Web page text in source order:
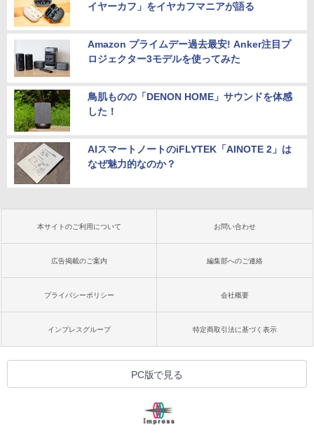
イヤーカフ」をイヤカフマニアが語る
Amazon プライムデー過去最安! Anker注目プ
ロジェクター3モデルを使ってみた
鳥肌ものの「DENON HOME」サウンドを体感
した！
AIスマートノートのiFLYTEK「AINOTE 2」は
なぜ魅力的なのか？
本サイトのご利用について お問い合わせ
広告掲載のご案内 編集部へのご連絡
プライバシーポリシー 会社概要
インプレスグループ 特定商取引法に基づく表示
PC版で見る